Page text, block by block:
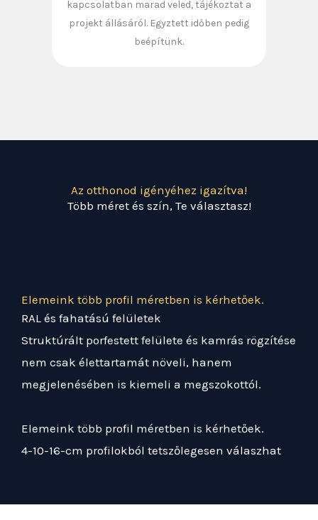
kapcsolatban marad veled, tájékoztat a
projekt állásáról. Egyztett időben pedig
beépítünk.
Az otthonod igényéhez igazítva!
Több méret és szín, Te választasz!
Elemeink több profil méretben is kérhetőek.
RAL és fahatású felületek
Struktúrált porfestett felülete és kamrás rögzítése
nem csak élettartamát növeli, hanem
megjelenésében is kiemeli a megszokottól.
Elemeink több profil méretben is kérhetőek.
4-10-16-cm profilokból tetszőlegesen válaszhat